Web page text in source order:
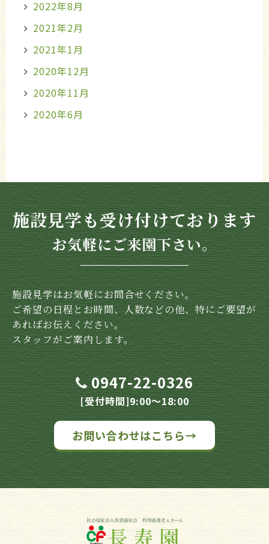
2022年8月
2021年2月
2021年1月
2020年12月
2020年11月
2020年6月
施設見学も受け付けております
お気軽にご来園下さい。
施設見学はお気軽にお問合せください。
ご希望の日程とお時間、人数などの他、特にご要望が
あればお伝えください。
スタッフがご案内します。
0947-22-0326
[受付時間]9:00～18:00
お問い合わせはこちら→